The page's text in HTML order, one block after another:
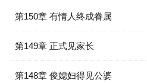
第150章 有情人终成眷属
第149章 正式见家长
第148章 俊媳妇得见公婆